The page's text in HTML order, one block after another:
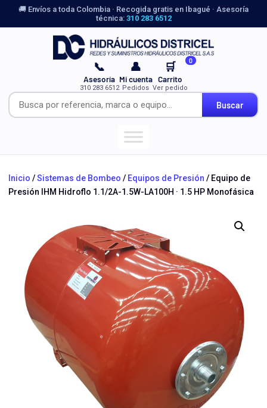
🚚 Envíos a toda Colombia · Recogida gratis en Ibagué · Asesoría
técnica: 310 283 6512
Buscar
📞
Asesoría
310 283 6512
👤
Mi cuenta
Pedidos
🛒 0
Carrito
Ver pedido
Inicio /Sistemas de Bombeo / Equipos de Presión / Equipo de
Presión IHM Hidroflo 1.1/2A-1.5W-LA100H · 1.5 HP Monofásica